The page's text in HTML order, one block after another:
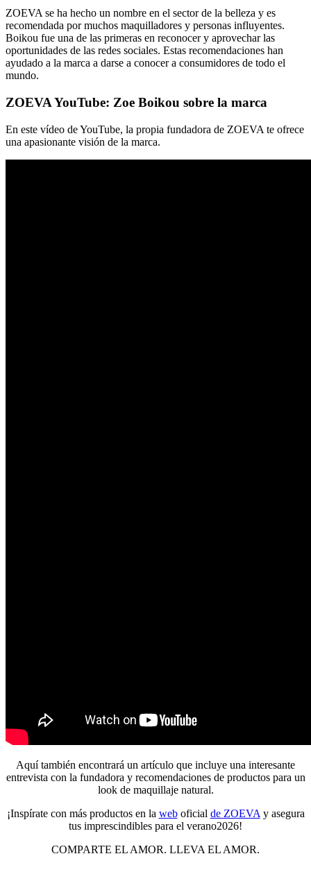
ZOEVA se ha hecho un nombre en el sector de la belleza y es
recomendada por muchos maquilladores y personas influyentes.
Boikou fue una de las primeras en reconocer y aprovechar las
oportunidades de las redes sociales. Estas recomendaciones han
ayudado a la marca a darse a conocer a consumidores de todo el
mundo.
ZOEVA YouTube: Zoe Boikou sobre la marca
En este vídeo de YouTube, la propia fundadora de ZOEVA te ofrece
una apasionante visión de la marca.
Aquítambién encontrará un artículo que incluye una interesante
entrevista con la fundadora y recomendaciones de productos para un
look de maquillaje natural.
¡Inspírate con más productos en la weboficial de ZOEVA y asegura
tus imprescindibles para el verano2026!
COMPARTE EL AMOR. LLEVA EL AMOR.